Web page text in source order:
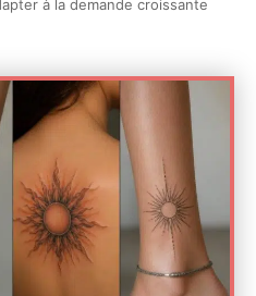
à la demande croissante